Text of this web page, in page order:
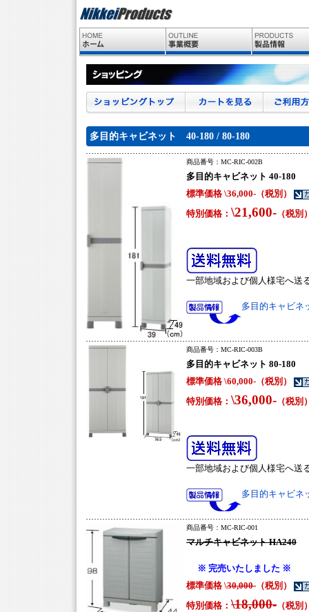
多目的キャビネット 40-180 / 80-180
商品番号： MC-RIC-002B
多目的キャビネット 40-180
標準価格 \36,000-（税別）
特別価格： \21,600- （税別
一部地域および個人様宅へ送
多目的キャビネ
商品番号： MC-RIC-003B
多目的キャビネット 80-180
標準価格 \60,000-（税別）
特別価格： \36,000- （税別
一部地域および個人様宅へ送
多目的キャビネ
商品番号： MC-RIC-001
マルチキャビネット HA240
※ 完売いたしました ※
標準価格 \30,000- （税別）
特別価格： \18,000- （税別